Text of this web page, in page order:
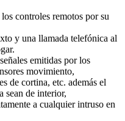
controles remotos por su
y una llamada telefónica al
emitidas por los
movimiento,
de cortina, etc. además el
sean de interior,
a cualquier intruso en